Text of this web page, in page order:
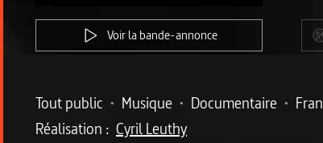
Voir la bande-annonce
Metadata du
Tout public • Musique • Documentaire •
Réalisation : Cyril Leuthy